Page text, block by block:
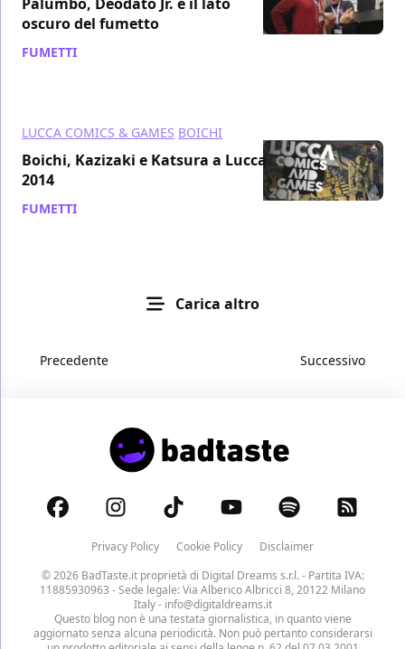
oscuro del fumetto
FUMETTI
LUCCA COMICS & GAMES BOICHI
Boichi, Kazizaki e Katsura a Lucca
2014
FUMETTI
Carica altro
Precedente Successivo
Privacy Policy Cookie Policy
Disclaimer
© 2026 BadTaste.it proprietà di Digital Dreams s.r.l.- Partita IVA:
11885930963 - Sede legale: Via Alberico Albricci 8, 20122 Milano
Italy - info@digitaldreams.it
Questo blog non è una testata giornalistica, in quanto viene
aggiornato senza alcuna periodicità. Non può pertanto considerarsi